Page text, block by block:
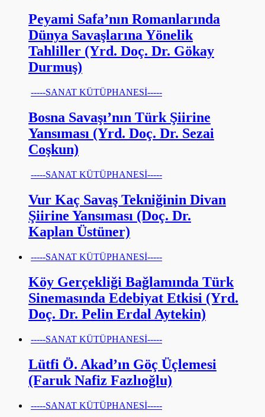
Peyami Safa’nın Romanlarında
Dünya Savaşlarına Yönelik
Tahliller (Yrd. Doç. Dr. Gökay
Durmuş)
-----SANAT KÜTÜPHANESİ-----
Bosna Savaşı’nın Türk Şiirine
Yansıması (Yrd. Doç. Dr. Sezai
Coşkun)
-----SANAT KÜTÜPHANESİ-----
Vur Kaç Savaş Tekniğinin Divan
Şiirine Yansıması (Doç. Dr.
Kaplan Üstüner)
-----SANAT KÜTÜPHANESİ-----
Köy Gerçekliği Bağlamında Türk
Sinemasında Edebiyat Etkisi (Yrd.
Doç. Dr. Pelin Erdal Aytekin)
-----SANAT KÜTÜPHANESİ-----
Lütfi Ö. Akad’ın Göç Üçlemesi
(Faruk Nafiz Fazlıoğlu)
-----SANAT KÜTÜPHANESİ-----